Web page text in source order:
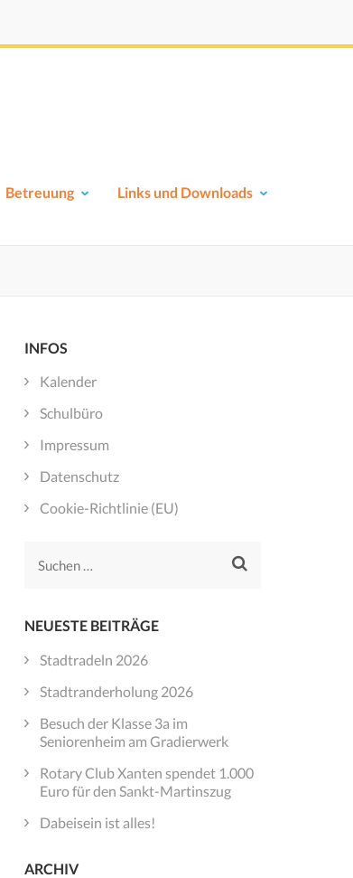
Betreuung Links und Downloads
INFOS
Kalender
Schulbüro
Impressum
Datenschutz
Cookie-Richtlinie (EU)
Suchen
NEUESTE BEITRÄGE
Stadtradeln 2026
Stadtranderholung 2026
Besuch der Klasse 3a im
Seniorenheim am Gradierwerk
Rotary Club Xanten spendet 1.000
Euro für den Sankt-Martinszug
Dabeisein ist alles!
ARCHIV